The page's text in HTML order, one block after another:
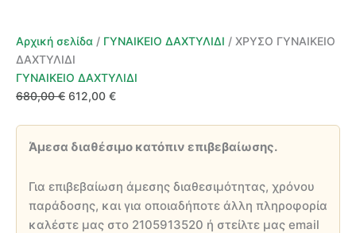
Αρχική σελίδα / ΓΥΝΑΙΚΕΙΟ ΔΑΧΤΥΛΙΔΙ / ΧΡΥΣΟ ΓΥΝΑΙΚΕΙΟ
ΔΑΧΤΥΛΙΔΙ
ΓΥΝΑΙΚΕΙΟ ΔΑΧΤΥΛΙΔΙ
680,00€ Original
680,00 €.
612,00 €Η
είναι:
Άμεσα διαθέσιμο κατόπιν επιβεβαίωσης.
Για επιβεβαίωση άμεσης διαθεσιμότητας, χρόνου
παράδοσης, και για οποιαδήποτε άλλη πληροφορία
καλέστε μας στο 2105913520 ή στείλτε μας email